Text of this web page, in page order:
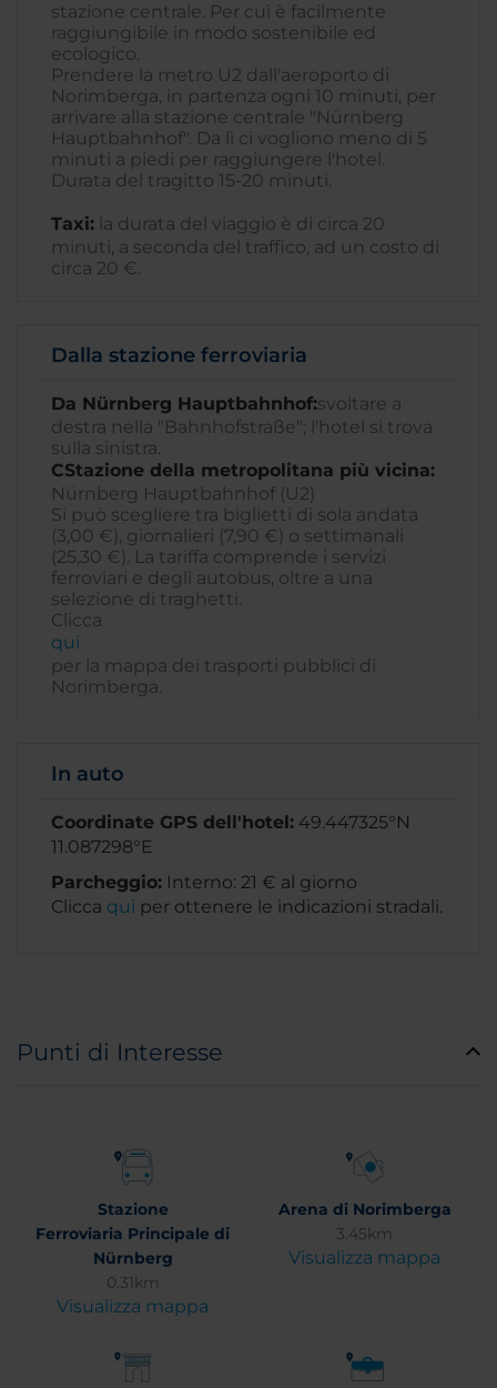
stazione centrale. Per cui è facilmente
raggiungibile in modo sostenibile ed
ecologico.
Prendere la metro U2 dall'aeroporto di
Norimberga, in partenza ogni 10 minuti, per
arrivare alla stazione centrale "Nürnberg
Hauptbahnhof". Da lì ci vogliono meno di 5
minuti a piedi per raggiungere l'hotel.
Durata del tragitto 15-20 minuti.
Taxi: la durata del viaggio è di circa 20
minuti, a seconda del traffico, ad un costo di
circa 20 €.
Dalla stazione ferroviaria
Da Nürnberg Hauptbahnhof:svoltare a
destra nella "Bahnhofstraße"; l'hotel si trova
sulla sinistra.
CStazione della metropolitana più vicina:
Nürnberg Hauptbahnhof (U2)
Si può scegliere tra biglietti di sola andata
(3,00 €), giornalieri (7,90 €) o settimanali
(25,30 €). La tariffa comprende i servizi
ferroviari e degli autobus, oltre a una
selezione di traghetti.
Clicca
qui
per la mappa dei trasporti pubblici di
Norimberga.
In auto
Coordinate GPS dell'hotel: 49.447325°N
11.087298°E
Parcheggio: Interno: 21 € al giorno
Clicca qui per ottenere le indicazioni stradali.
Punti di Interesse
Stazione
Ferroviaria Principale di
Nürnberg
0.31km
Visualizza mappa
Arena di Norimberga
3.45km
Visualizza mappa